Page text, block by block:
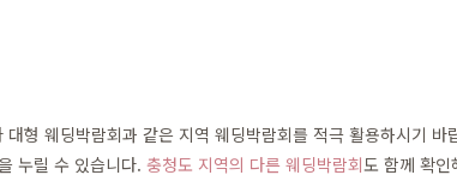
형 웨딩박람회과 같은 지역 웨딩박람회를 적극 활용하시기
누릴 수 있습니다. 충청도 지역의 다른 웨딩박람회도 함께 확인